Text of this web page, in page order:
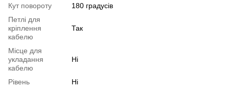
Кут повороту
180 градусів
Петлі для
кріплення
кабелю
Так
Місце для
укладання
кабелю
Ні
Рівень
Ні